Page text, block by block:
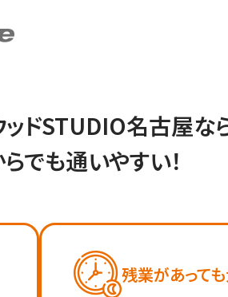
ッドSTUDIO名古屋な
でも通いやすい！
残業があって